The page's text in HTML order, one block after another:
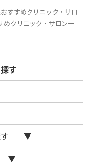
すすめクリニック・サロ
めクリニック・サロン一
す